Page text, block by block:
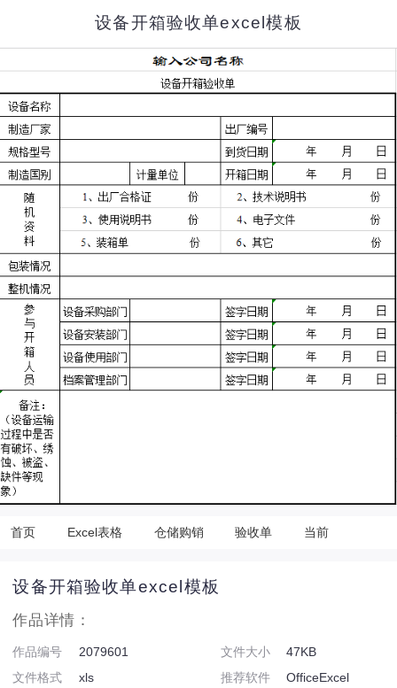
设备开箱验收单excel模板
首页 Excel表格 仓储购销 验收单 当前
设备开箱验收单excel模板
作品详情：
作品编号 2079601 文件大小
47KB
文件格式
xls 推荐软件
OfficeExcel